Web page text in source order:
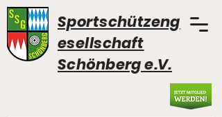
Sportschützeng
esellschaft
Schönberg e.V.